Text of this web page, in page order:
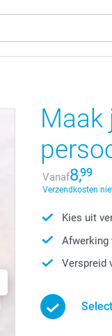
Maak
Vanaf8,99
Verzendkosten
Kies uit
Afwerking
Verspreid